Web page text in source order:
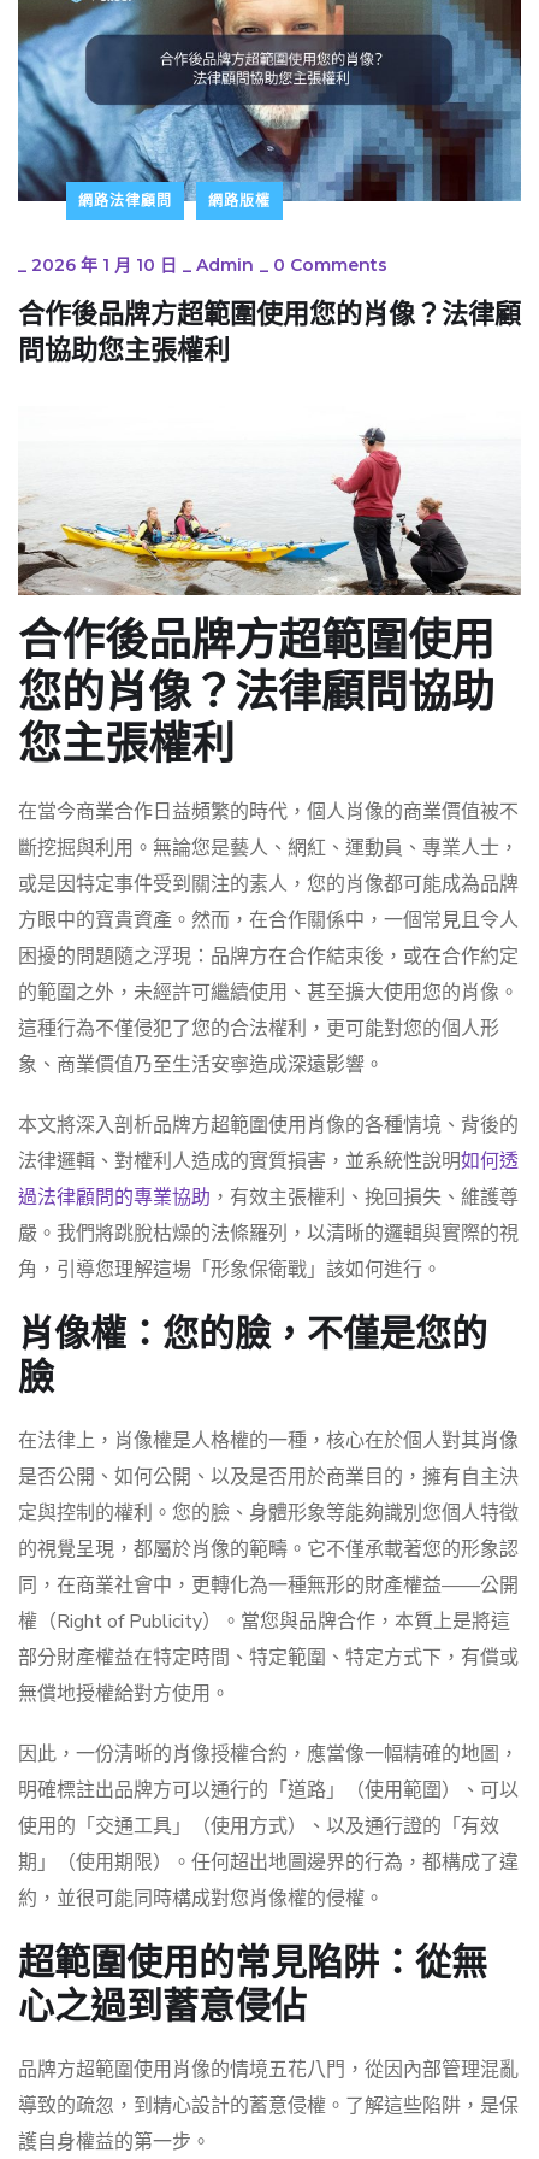
網路法律顧問 網路版權
_ 2026 年 1 月 10 日 _ Admin _ 0 Comments
合作後品牌方超範圍使用您的肖像？法律顧
問協助您主張權利
合作後品牌方超範圍使用
您的肖像？法律顧問協助
您主張權利
在當今商業合作日益頻繁的時代，個人肖像的商業價值被不
斷挖掘與利用。無論您是藝人、網紅、運動員、專業人士，
或是因特定事件受到關注的素人，您的肖像都可能成為品牌
方眼中的寶貴資產。然而，在合作關係中，一個常見且令人
困擾的問題隨之浮現：品牌方在合作結束後，或在合作約定
的範圍之外，未經許可繼續使用、甚至擴大使用您的肖像。
這種行為不僅侵犯了您的合法權利，更可能對您的個人形
象、商業價值乃至生活安寧造成深遠影響。
本文將深入剖析品牌方超範圍使用肖像的各種情境、背後的
法律邏輯、對權利人造成的實質損害，並系統性說明如何透
過法律顧問的專業協助 ，有效主張權利、挽回損失、維護尊
嚴。我們將跳脫枯燥的法條羅列，以清晰的邏輯與實際的視
角，引導您理解這場「形象保衛戰」該如何進行。
肖像權：您的臉，不僅是您的
臉
在法律上，肖像權是人格權的一種，核心在於個人對其肖像
是否公開、如何公開、以及是否用於商業目的，擁有自主決
定與控制的權利。您的臉、身體形象等能夠識別您個人特徵
的視覺呈現，都屬於肖像的範疇。它不僅承載著您的形象認
同，在商業社會中，更轉化為一種無形的財產權益——公開
權（Right of Publicity）。當您與品牌合作，本質上是將這
部分財產權益在特定時間、特定範圍、特定方式下，有償或
無償地授權給對方使用。
因此，一份清晰的肖像授權合約，應當像一幅精確的地圖，
明確標註出品牌方可以通行的「道路」（使用範圍）、可以
使用的「交通工具」（使用方式）、以及通行證的「有效
期」（使用期限）。任何超出地圖邊界的行為，都構成了違
約，並很可能同時構成對您肖像權的侵權。
超範圍使用的常見陷阱：從無
心之過到蓄意侵佔
品牌方超範圍使用肖像的情境五花八門，從因內部管理混亂
導致的疏忽，到精心設計的蓄意侵權。了解這些陷阱，是保
護自身權益的第一步。